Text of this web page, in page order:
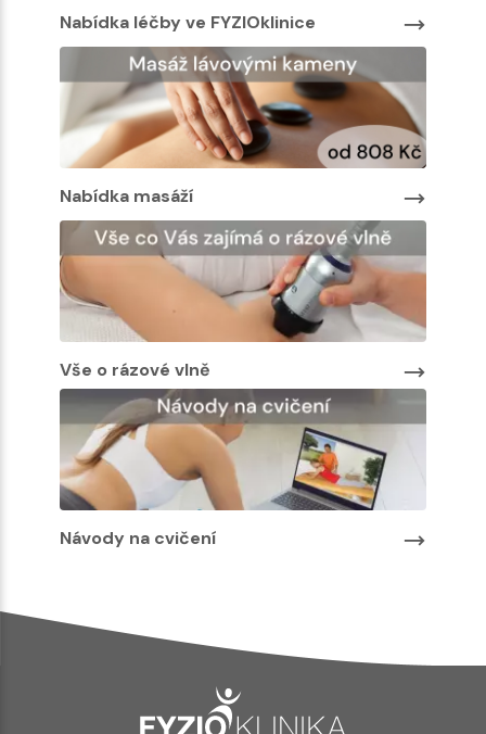
Nabídka léčby ve FYZIOklinice
Nabídka masáží
Vše o rázové vlně
Návody na cvičení